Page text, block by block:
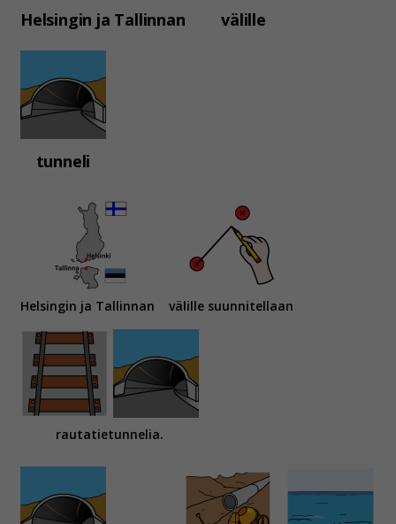
Helsingin ja Tallinnan välille
tunneli
Helsingin ja Tallinnan välille suunnitellaan
rautatietunnelia.